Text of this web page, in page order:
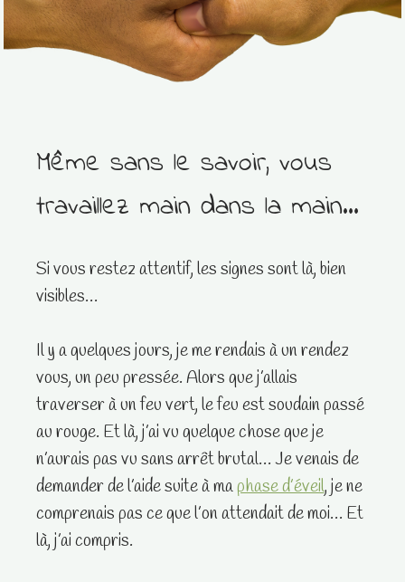
Même sans le savoir, vous
travaillez main dans la main…
Si vous restez attentif, les signes sont là, bien
visibles…
Il y a quelques jours, je me rendais à un rendez
vous, un peu pressée. Alors que j’allais
traverser à un feu vert, le feu est soudain passé
au rouge. Et là, j’ai vu quelque chose que je
n’aurais pas vu sans arrêt brutal… Je venais de
demander de l’aide suite à maphase d’éveil, je ne
comprenais pas ce que l’on attendait de moi… Et
là, j’ai compris.